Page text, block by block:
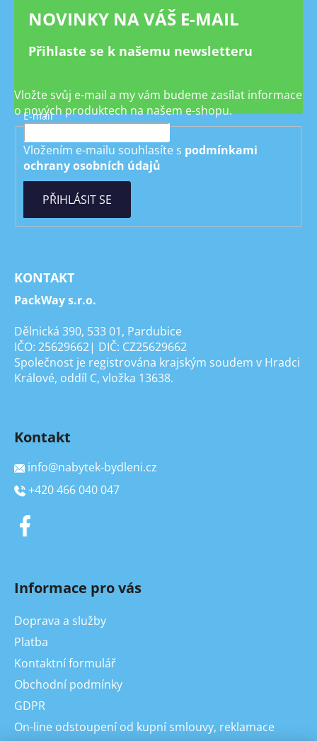
NOVINKY NA VÁŠ E-MAIL
Přihlaste se k našemu newsletteru
Vložte svůj e-mail a my vám budeme zasílat informace
o nových produktech na našem e-shopu.
E-mail
Vložením e-mailu souhlasíte s podmínkami
ochrany osobních údajů
PŘIHLÁSIT SE
KONTAKT
PackWay s.r.o.
Dělnická 390, 533 01, Pardubice
IČO: 25629662| DIČ: CZ25629662
Společnost je registrována krajským soudem v Hradci
Králové, oddíl C, vložka 13638.
Kontakt
info@nabytek-bydleni.cz
+420 466 040 047
Informace pro vás
Doprava a služby
Platba
Kontaktní formulář
Obchodní podmínky
GDPR
On-line odstoupení od kupní smlouvy, reklamace